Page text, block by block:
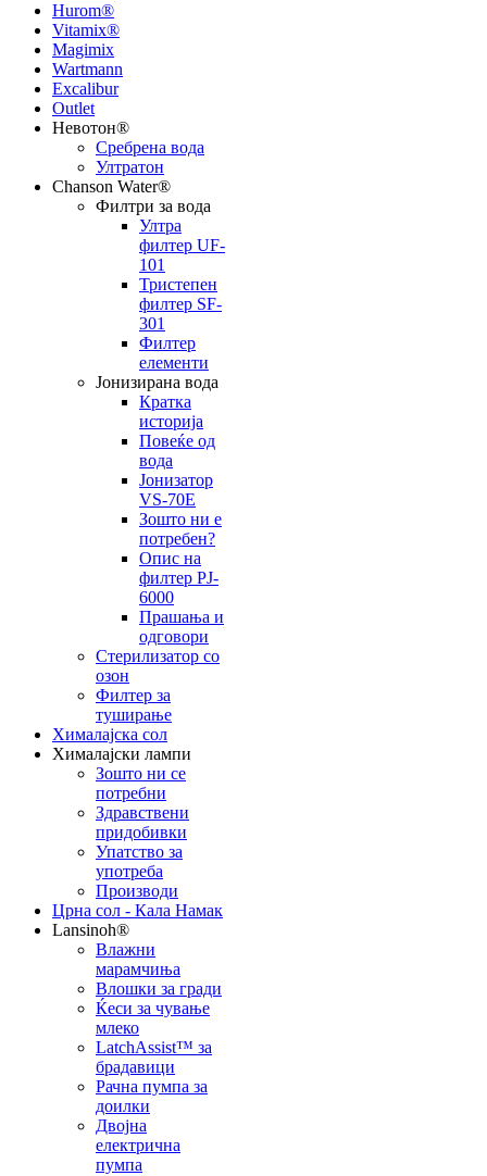
Hurom®
Vitamix®
Magimix
Wartmann
Excalibur
Outlet
Невотон®
Сребрена вода
Ултратон
Chanson Water®
Филтри за вода
Ултра
филтер UF-
101
Тристепен
филтер SF-
301
Филтер
елементи
Јонизирана вода
Кратка
историја
Повеќе од
вода
Јонизатор
VS-70E
Зошто ни е
потребен?
Опис на
филтер PJ-
6000
Прашања и
одговори
Стерилизатор со
озон
Филтер за
туширање
Хималајска сол
Хималајски лампи
Зошто ни се
потребни
Здравствени
придобивки
Упатство за
употреба
Производи
Црна сол - Кала Намак
Lansinoh®
Влажни
марамчиња
Влошки за гради
Ќеси за чување
млеко
LatchAssist™ за
брадавици
Рачна пумпа за
доилки
Двојна
електрична
пумпа